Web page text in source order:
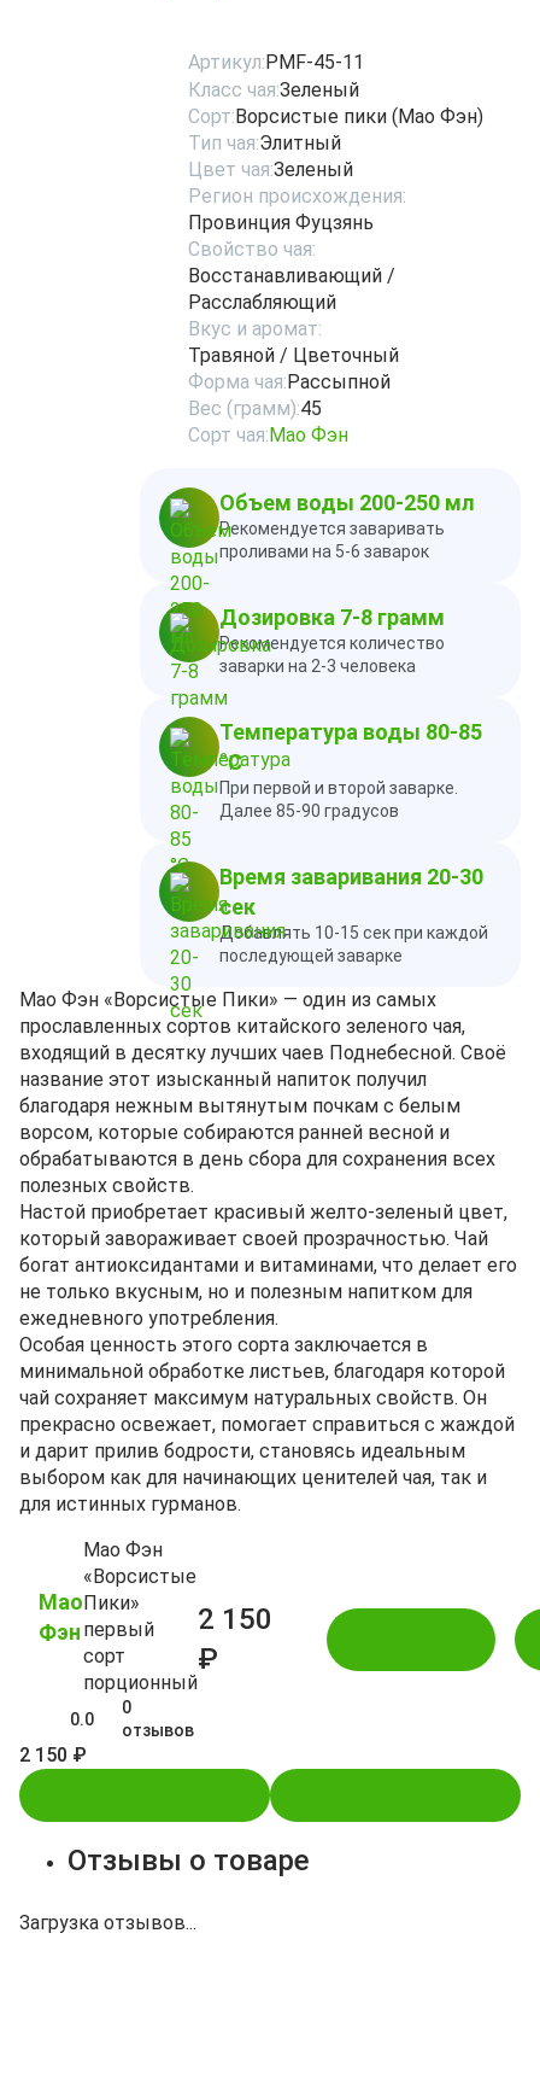
Артикул:PMF-45-11
Класс чая:Зеленый
Сорт:Ворсистые пики (Мао Фэн)
Тип чая:Элитный
Цвет чая:Зеленый
Регион происхождения:
Провинция Фуцзянь
Свойство чая:
Восстанавливающий /
Расслабляющий
Вкус и аромат:
Травяной / Цветочный
Форма чая:Рассыпной
Вес (грамм):45
Сорт чая:Мао Фэн
Объем воды 200-250 мл
Рекомендуется заваривать
проливами на 5-6 заварок
Дозировка 7-8 грамм
Рекомендуется количество
заварки на 2-3 человека
Температура воды 80-85
°C
При первой и второй заварке.
Далее 85-90 градусов
Время заваривания 20-30
сек
Добавлять 10-15 сек при каждой
последующей заварке
Мао Фэн «Ворсистые Пики» — один из самых
прославленных сортов китайского зеленого чая,
входящий в десятку лучших чаев Поднебесной. Своё
название этот изысканный напиток получил
благодаря нежным вытянутым почкам с белым
ворсом, которые собираются ранней весной и
обрабатываются в день сбора для сохранения всех
полезных свойств.
Настой приобретает красивый желто-зеленый цвет,
который завораживает своей прозрачностью. Чай
богат антиоксидантами и витаминами, что делает его
не только вкусным, но и полезным напитком для
ежедневного употребления.
Особая ценность этого сорта заключается в
минимальной обработке листьев, благодаря которой
чай сохраняет максимум натуральных свойств. Он
прекрасно освежает, помогает справиться с жаждой
и дарит прилив бодрости, становясь идеальным
выбором как для начинающих ценителей чая, так и
для истинных гурманов.
Мао
Фэн
Мао Фэн
«Ворсистые
Пики»
первый
сорт
порционный
0.0
0
отзывов
2 150
₽
2 150 ₽
Отзывы о товаре
Загрузка отзывов...